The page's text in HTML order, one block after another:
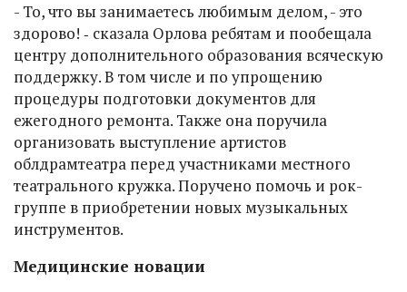
- То, что вы занимаетесь любимым делом, - это
здорово! ‑ сказала Орлова ребятам и пообещала
центру дополнительного образования всяческую
поддержку. В том числе и по упрощению
процедуры подготовки документов для
ежегодного ремонта. Также она поручила
организовать выступление артистов
облдрамтеатра перед участниками местного
театрального кружка. Поручено помочь и рок-
группе в приобретении новых музыкальных
инструментов.
Медицинские новации